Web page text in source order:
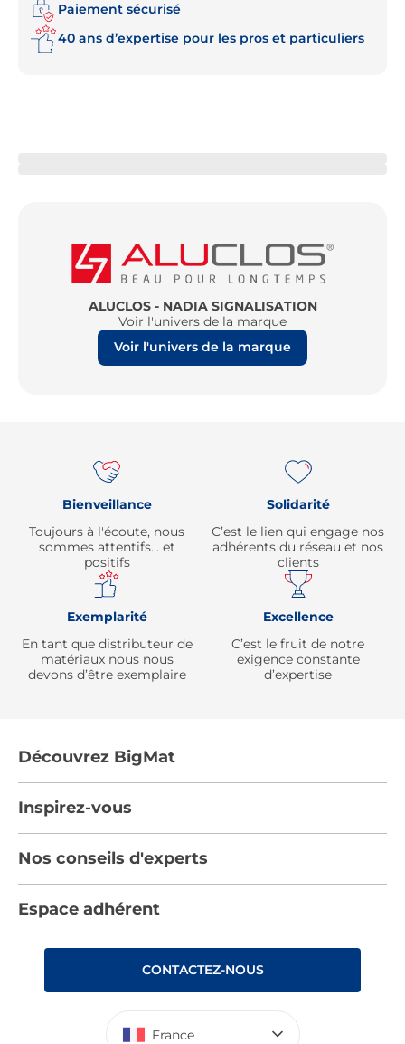
Paiement sécurisé
40 ans d’expertise pour les pros et particuliers
ALUCLOS - NADIA SIGNALISATION
Voir l'univers de la marque
Voir l'univers de la marque
Bienveillance
Toujours à l'écoute, nous
sommes attentifs… et
positifs
Solidarité
C’est le lien qui engage nos
adhérents du réseau et nos
clients
Exemplarité
En tant que distributeur de
matériaux nous nous
devons d’être exemplaire
Excellence
C’est le fruit de notre
exigence constante
d’expertise
Découvrez BigMat
Devenez adhérent
Les Bâtisseurs du Sport
Déclaration d’accessibilité : non conforme
Inspirez-vous
Nos catalogues
Rencontres
Nos conseils d'experts
Espace adhérent
CONTACTEZ-NOUS
France